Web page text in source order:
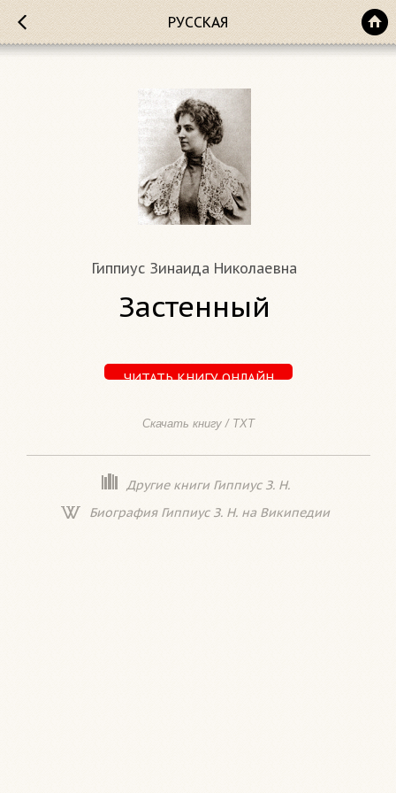
РУССКАЯ
Гиппиус Зинаида Николаевна
Застенный
ЧИТАТЬ КНИГУ ОНЛАЙН
Скачать книгу / TXT
Другие книги Гиппиус З. Н.
Биография Гиппиус З. Н. на Википедии